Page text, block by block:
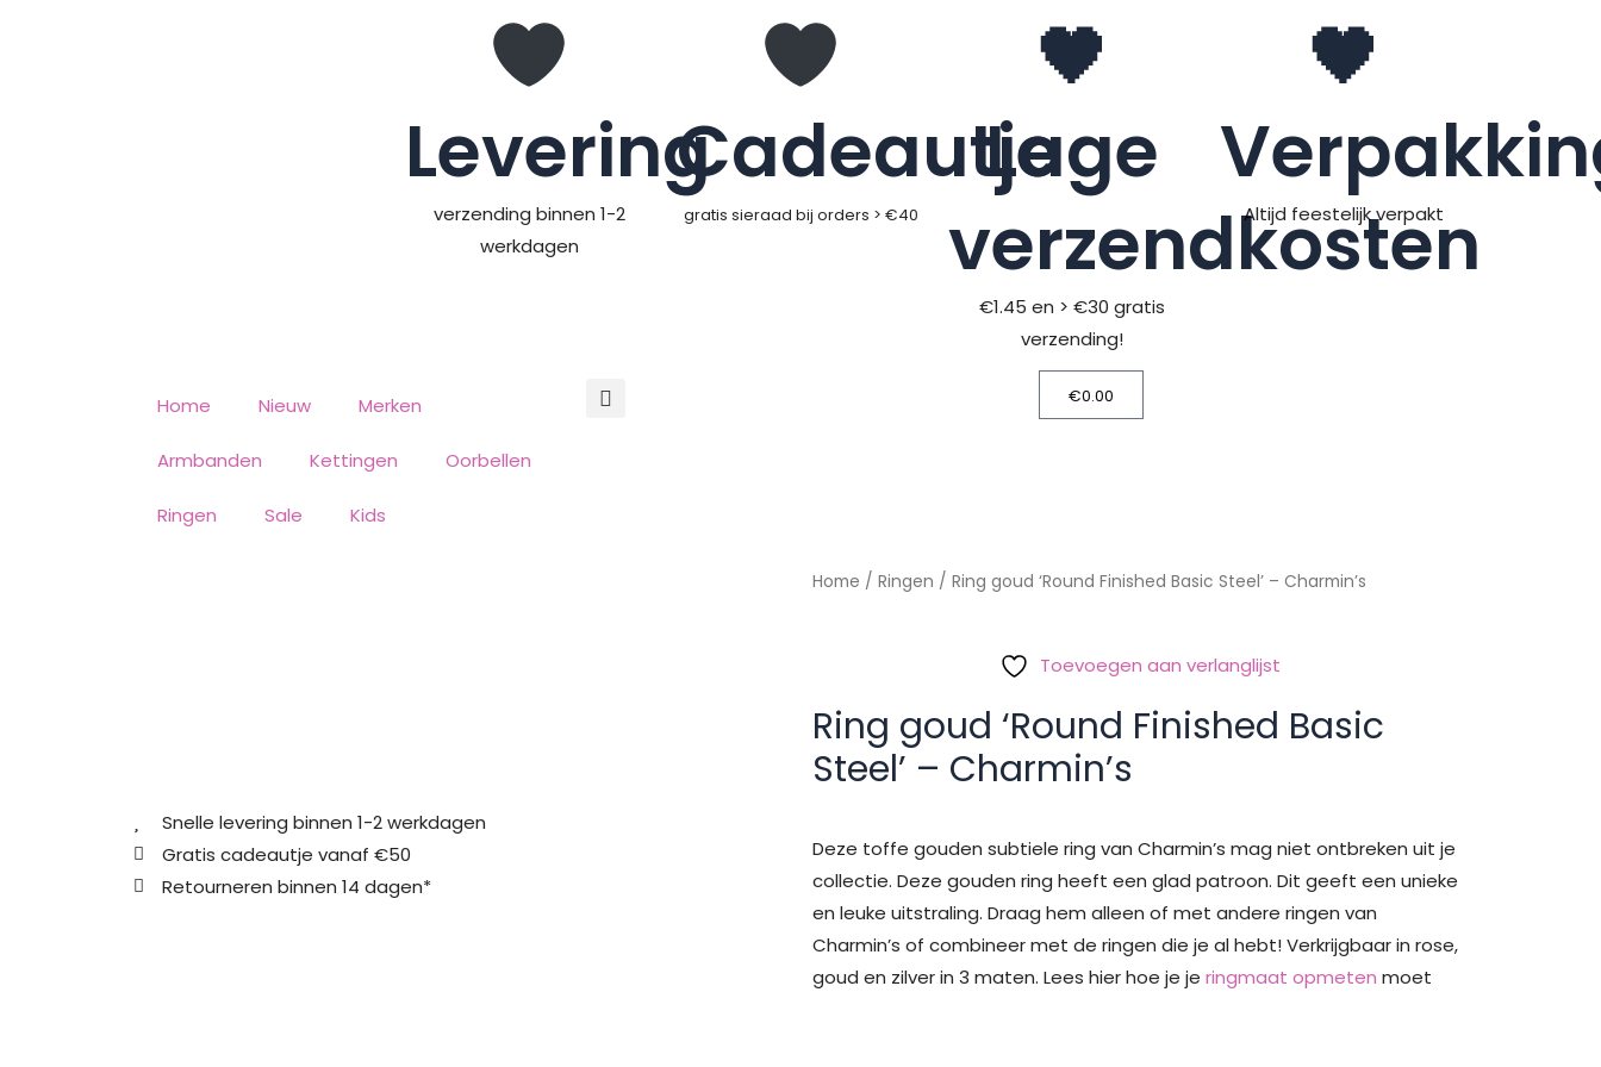
Levering
verzending binnen 1-2
werkdagen
Cadeautje
gratis sieraad bij orders > €40
🖤
Lage
verzendkosten
€1.45 en > €30 gratis
verzending!
🖤
Altijd feestelijk verpakt
Home Nieuw Merken
Armbanden Kettingen Oorbellen
Ringen Sale Kids
€0.00Winkelwagen
Snelle levering binnen 1-2 werkdagen
Gratis cadeautje vanaf €50
Retourneren binnen 14 dagen*
Home / Ringen / Ring goud ‘Round Finished Basic Steel’ – Charmin’s
Toevoegen aan verlanglijst
Ring goud ‘Round Finished Basic
Steel’ – Charmin’s
Deze toffe gouden subtiele ring van Charmin’s mag niet ontbreken uit je
collectie. Deze gouden ring heeft een glad patroon. Dit geeft een unieke
en leuke uitstraling. Draag hem alleen of met andere ringen van
Charmin’s of combineer met de ringen die je al hebt! Verkrijgbaar in rose,
goud en zilver in 3 maten. Lees hier hoe je je ringmaat opmeten moet